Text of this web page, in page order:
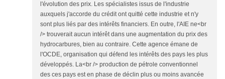
l'évolution des prix. Les spécialistes issus de l'industrie
auxquels j'accorde du crédit ont quitté cette industrie et n'y
sont plus liés par des intérêts financiers. En outre, l'AIE ne<br
/> trouverait aucun intérêt dans une augmentation du prix des
hydrocarbures, bien au contraire. Cette agence émane de
l'OCDE, organisation qui défend les intérêts des pays les plus
développés. La<br /> production de pétrole conventionnel
des ces pays est en phase de déclin plus ou moins avancée